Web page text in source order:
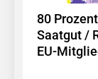
80
Saatgut /
EU-